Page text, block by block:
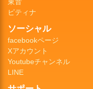
ピティナ
ソーシャル
facebookページ
Xアカウント
Youtubeチャンネル
LINE